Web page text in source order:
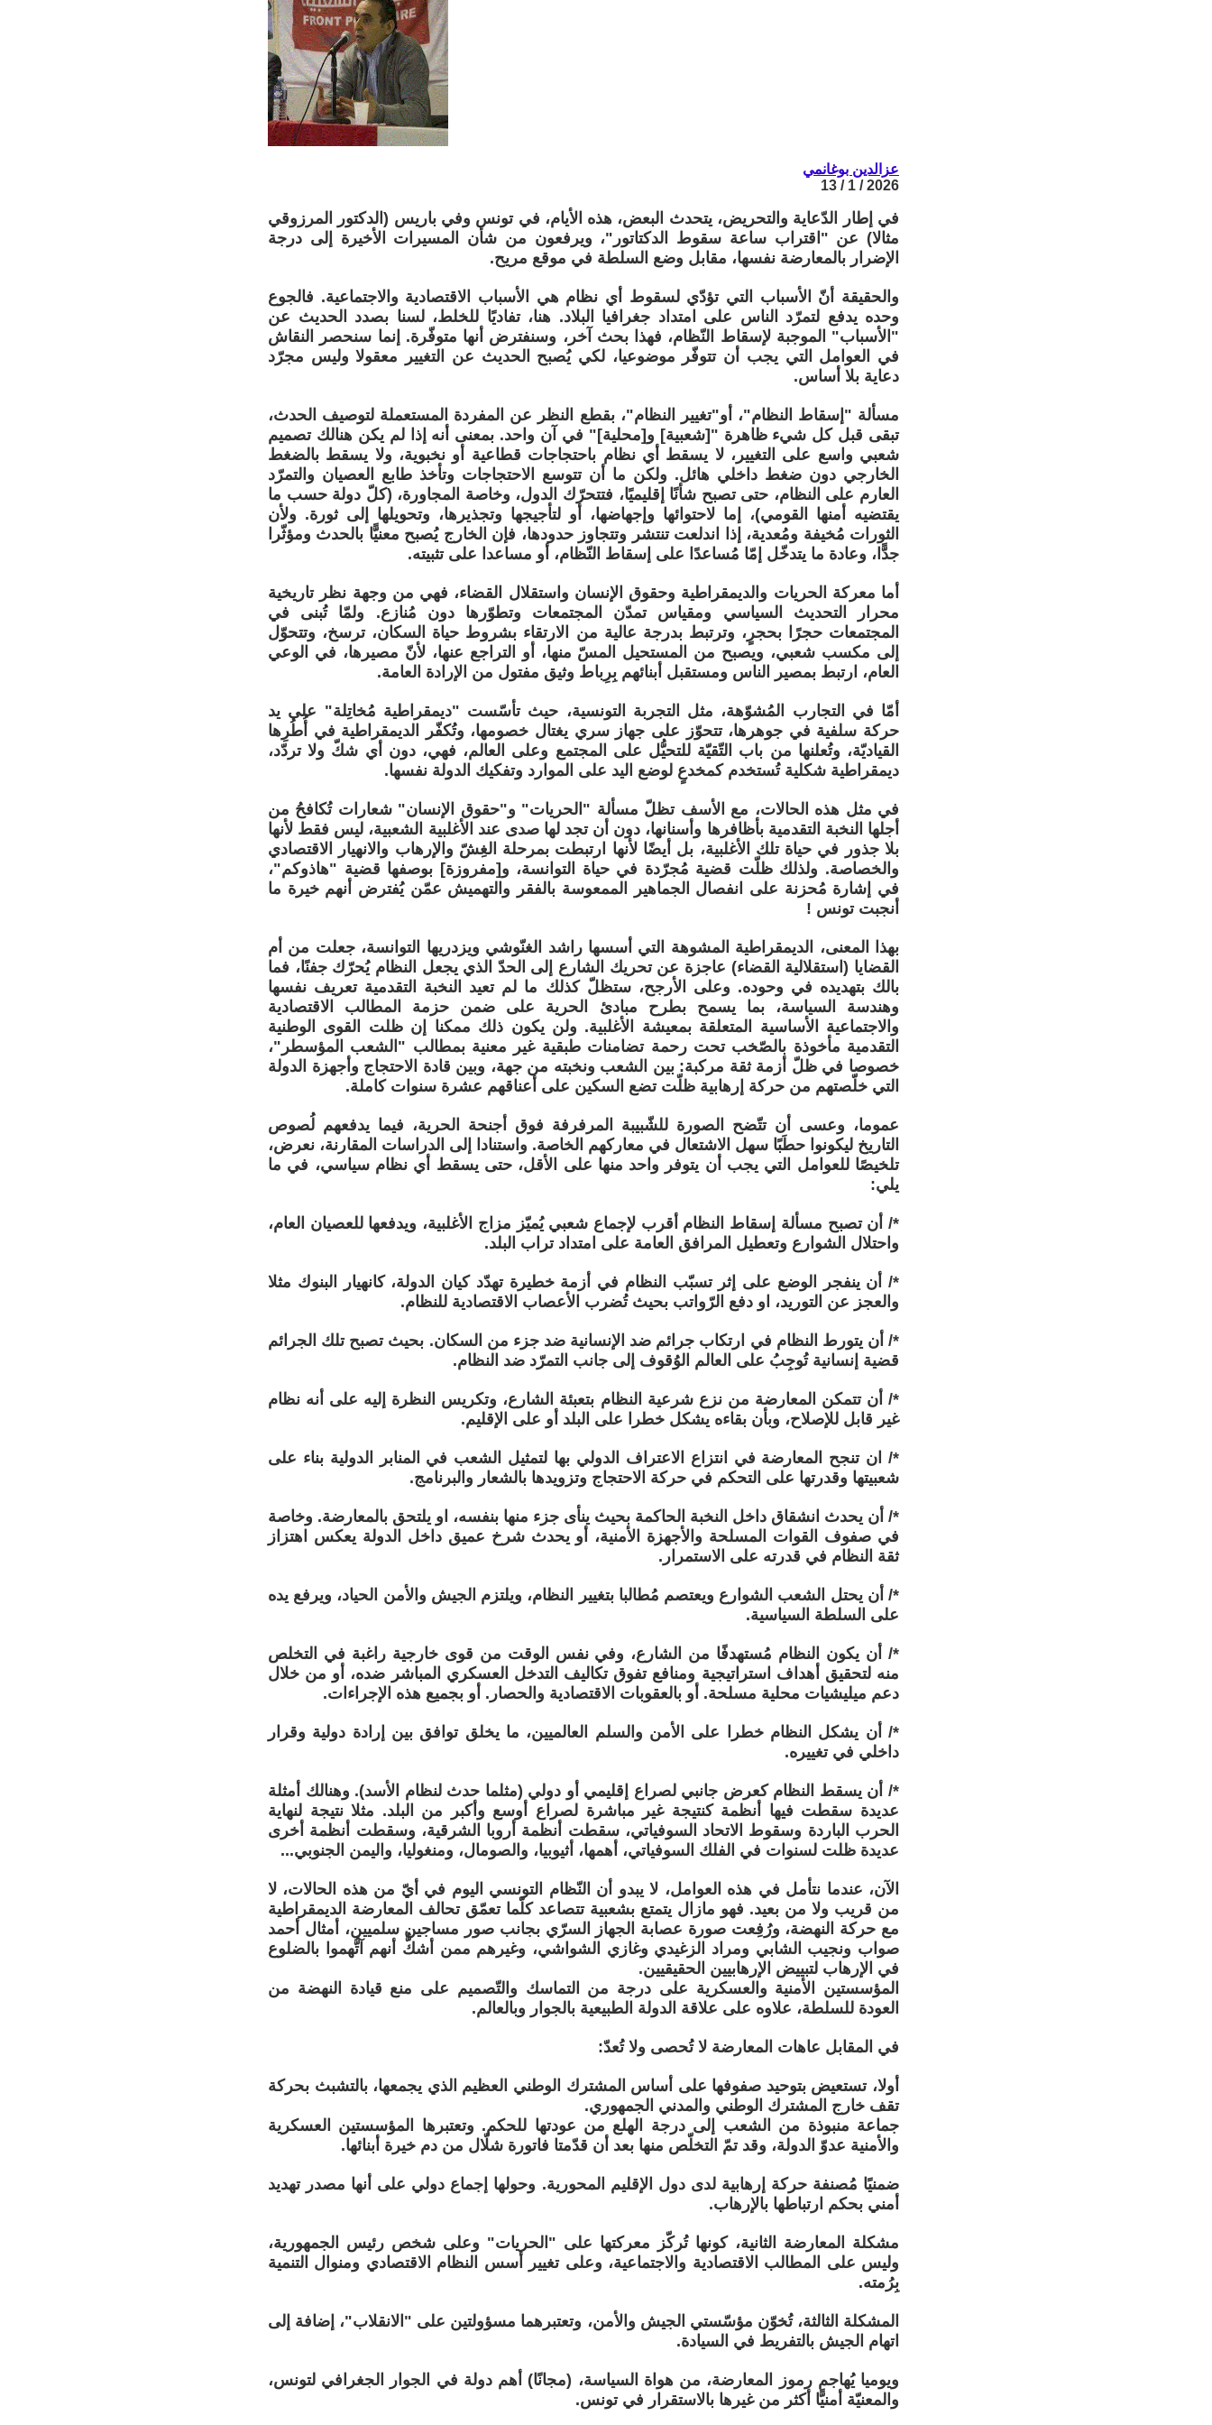
عزالدين بوغانمي
2026 / 1 / 13
في إطار الدّعاية والتحريض، يتحدث البعض، هذه الأيام، في تونس وفي باريس (الدكتور المرزوقي
مثالا) عن "اقتراب ساعة سقوط الدكتاتور"، ويرفعون من شأن المسيرات الأخيرة إلى درجة
الإضرار بالمعارضة نفسها، مقابل وضع السلطة في موقع مريح.
والحقيقة أنّ الأسباب التي تؤدّي لسقوط أي نظام هي الأسباب الاقتصادية والاجتماعية. فالجوع
وحده يدفع لتمرّد الناس على امتداد جغرافيا البلاد. هنا، تفاديًا للخلط، لسنا بصدد الحديث عن
"الأسباب" الموجبة لإسقاط النّظام، فهذا بحث آخر، وسنفترض أنها متوفّرة. إنما سنحصر النقاش
في العوامل التي يجب أن تتوفّر موضوعيا، لكي يُصبح الحديث عن التغيير معقولا وليس مجرّد
دعاية بلا أساس.
مسألة "إسقاط النظام"، أو"تغيير النظام"، بقطع النظر عن المفردة المستعملة لتوصيف الحدث،
تبقى قبل كل شيء ظاهرة "[شعبية] و[محلية]" في آن واحد. بمعنى أنه إذا لم يكن هنالك تصميم
شعبي واسع على التغيير، لا يسقط أي نظام باحتجاجات قطاعية أو نخبوية، ولا يسقط بالضغط
الخارجي دون ضغط داخلي هائل. ولكن ما أن تتوسع الاحتجاجات وتأخذ طابع العصيان والتمرّد
العارم على النظام، حتى تصبح شأنًا إقليميًا، فتتحرّك الدول، وخاصة المجاورة، (كلّ دولة حسب ما
يقتضيه أمنها القومي)، إما لاحتوائها وإجهاضها، أو لتأجيجها وتجذيرها، وتحويلها إلى ثورة. ولأن
الثورات مُخيفة ومُعدية، إذا اندلعت تنتشر وتتجاوز حدودها، فإن الخارج يُصبح معنيًّا بالحدث ومؤثّرا
جدًّا، وعادة ما يتدخّل إمّا مُساعدًا على إسقاط النّظام، أو مساعدا على تثبيته.
أما معركة الحريات والديمقراطية وحقوق الإنسان واستقلال القضاء، فهي من وجهة نظر تاريخية
محرار التحديث السياسي ومقياس تمدّن المجتمعات وتطوّرها دون مُنازع. ولمّا تُبنى في
المجتمعات حجرًا بحجرٍ، وترتبط بدرجة عالية من الارتقاء بشروط حياة السكان، ترسخ، وتتحوّل
إلى مكسب شعبي، ويصبح من المستحيل المسّ منها، أو التراجع عنها، لأنّ مصيرها، في الوعي
العام، ارتبط بمصير الناس ومستقبل أبنائهم بِرِباط وثيق مفتول من الإرادة العامة.
أمّا في التجارب المُشوّهة، مثل التجربة التونسية، حيث تأسّست "ديمقراطية مُخاتِلة" على يد
حركة سلفية في جوهرها، تتحوّز على جهاز سري يغتال خصومها، وتُكفّر الديمقراطية في أُطُرِها
القياديّة، وتُعلنها من باب التّقيّة للتحيُّل على المجتمع وعلى العالم، فهي، دون أي شكّ ولا تردّد،
ديمقراطية شكلية تُستخدم كمخدعٍ لوضع اليد على الموارد وتفكيك الدولة نفسها.
في مثل هذه الحالات، مع الأسف تظلّ مسألة "الحريات" و"حقوق الإنسان" شعارات تُكافحُ من
أجلها النخبة التقدمية بأظافرها وأسنانها، دون أن تجد لها صدى عند الأغلبية الشعبية، ليس فقط لأنها
بلا جذور في حياة تلك الأغلبية، بل أيضًا لأنها ارتبطت بمرحلة الغِشّ والإرهاب والانهيار الاقتصادي
والخصاصة. ولذلك ظلّت قضية مُجرّدة في حياة التوانسة، و[مفروزة] بوصفها قضية "هاذوكم"،
في إشارة مُحزنة على انفصال الجماهير الممعوسة بالفقر والتهميش عمّن يُفترض أنهم خيرة ما
أنجبت تونس !
بهذا المعنى، الديمقراطية المشوهة التي أسسها راشد الغنّوشي ويزدريها التوانسة، جعلت من أم
القضايا (استقلالية القضاء) عاجزة عن تحريك الشارع إلى الحدّ الذي يجعل النظام يُحرّك جفنًا، فما
بالك بتهديده في وحوده. وعلى الأرجح، ستظلّ كذلك ما لم تعيد النخبة التقدمية تعريف نفسها
وهندسة السياسة، بما يسمح بطرح مبادئ الحرية على ضمن حزمة المطالب الاقتصادية
والاجتماعية الأساسية المتعلقة بمعيشة الأغلبية. ولن يكون ذلك ممكنا إن ظلت القوى الوطنية
التقدمية مأخوذة بالصّخب تحت رحمة تضامنات طبقية غير معنية بمطالب "الشعب المؤسطر"،
خصوصا في ظلّ أزمة ثقة مركبة: بين الشعب ونخبته من جهة، وبين قادة الاحتجاج وأجهزة الدولة
التي خلّصتهم من حركة إرهابية ظلّت تضع السكين على أعناقهم عشرة سنوات كاملة.
عموما، وعسى أن تتّضح الصورة للشّبيبة المرفرفة فوق أجنحة الحرية، فيما يدفعهم لُصوص
التاريخ ليكونوا حطَبًا سهل الاشتعال في معاركهم الخاصة. واستنادا إلى الدراسات المقارنة، نعرض،
تلخيصًا للعوامل التي يجب أن يتوفر واحد منها على الأقل، حتى يسقط أي نظام سياسي، في ما
يلي:
*/ أن تصبح مسألة إسقاط النظام أقرب لإجماع شعبي يُميّز مزاج الأغلبية، ويدفعها للعصيان العام،
واحتلال الشوارع وتعطيل المرافق العامة على امتداد تراب البلد.
*/ أن ينفجر الوضع على إثر تسبّب النظام في أزمة خطيرة تهدّد كيان الدولة، كانهيار البنوك مثلا
والعجز عن التوريد، او دفع الرّواتب بحيث تُضرب الأعصاب الاقتصادية للنظام.
*/ أن يتورط النظام في ارتكاب جرائم ضد الإنسانية ضد جزء من السكان. بحيث تصبح تلك الجرائم
قضية إنسانية تُوجِبُ على العالم الوُقوف إلى جانب التمرّد ضد النظام.
*/ أن تتمكن المعارضة من نزع شرعية النظام بتعبئة الشارع، وتكريس النظرة إليه على أنه نظام
غير قابل للإصلاح، وبأن بقاءه يشكل خطرا على البلد أو على الإقليم.
*/ ان تنجح المعارضة في انتزاع الاعتراف الدولي بها لتمثيل الشعب في المنابر الدولية بناء على
شعبيتها وقدرتها على التحكم في حركة الاحتجاج وتزويدها بالشعار والبرنامج.
*/ أن يحدث انشقاق داخل النخبة الحاكمة بحيث ينأى جزء منها بنفسه، او يلتحق بالمعارضة. وخاصة
في صفوف القوات المسلحة والأجهزة الأمنية، أو يحدث شرخ عميق داخل الدولة يعكس اهتزاز
ثقة النظام في قدرته على الاستمرار.
*/ أن يحتل الشعب الشوارع ويعتصم مُطالبا بتغيير النظام، ويلتزم الجيش والأمن الحياد، ويرفع يده
على السلطة السياسية.
*/ أن يكون النظام مُستهدفًا من الشارع، وفي نفس الوقت من قوى خارجية راغبة في التخلص
منه لتحقيق أهداف استراتيجية ومنافع تفوق تكاليف التدخل العسكري المباشر ضده، أو من خلال
دعم ميليشيات محلية مسلحة. أو بالعقوبات الاقتصادية والحصار. أو بجميع هذه الإجراءات.
*/ أن يشكل النظام خطرا على الأمن والسلم العالميين، ما يخلق توافق بين إرادة دولية وقرار
داخلي في تغييره.
*/ أن يسقط النظام كعرض جانبي لصراع إقليمي أو دولي (مثلما حدث لنظام الأسد). وهنالك أمثلة
عديدة سقطت فيها أنظمة كنتيجة غير مباشرة لصراع أوسع وأكبر من البلد. مثلا نتيجة لنهاية
الحرب الباردة وسقوط الاتحاد السوفياتي، سقطت أنظمة أروبا الشرقية، وسقطت أنظمة أخرى
عديدة ظلت لسنوات في الفلك السوفياتي، أهمها، أثيوبيا، والصومال، ومنغوليا، واليمن الجنوبي...
الآن، عندما نتأمل في هذه العوامل، لا يبدو أن النّظام التونسي اليوم في أيّ من هذه الحالات، لا
من قريب ولا من بعيد. فهو مازال يتمتع بشعبية تتصاعد كلّما تعمّق تحالف المعارضة الديمقراطية
مع حركة النهضة، ورُفِعت صورة عصابة الجهاز السرّي بجانب صور مساجين سلميين، أمثال أحمد
صواب ونجيب الشابي ومراد الزغيدي وغازي الشواشي، وغيرهم ممن أشكُّ أنهم آتُّهموا بالضلوع
في الإرهاب لتبييض الإرهابيين الحقيقيين.
المؤسستين الأمنية والعسكرية على درجة من التماسك والتّصميم على منع قيادة النهضة من
العودة للسلطة، علاوه على علاقة الدولة الطبيعية بالجوار وبالعالم.
في المقابل عاهات المعارضة لا تُحصى ولا تُعدّ:
أولا، تستعيض بتوحيد صفوفها على أساس المشترك الوطني العظيم الذي يجمعها، بالتشبث بحركة
تقف خارج المشترك الوطني والمدني الجمهوري.
جماعة منبوذة من الشعب إلى درجة الهلع من عودتها للحكم. وتعتبرها المؤسستين العسكرية
والأمنية عدوّ الدولة، وقد تمّ التخلّص منها بعد أن قدّمتا فاتورة شلّال من دم خيرة أبنائها.
ضمنيًا مُصنفة حركة إرهابية لدى دول الإقليم المحورية. وحولها إجماع دولي على أنها مصدر تهديد
أمني بحكم ارتباطها بالإرهاب.
مشكلة المعارضة الثانية، كونها تُركّز معركتها على "الحريات" وعلى شخص رئيس الجمهورية،
وليس على المطالب الاقتصادية والاجتماعية، وعلى تغيير أسس النظام الاقتصادي ومنوال التنمية
بِرُمته.
المشكلة الثالثة، تُخوّن مؤسّستي الجيش والأمن، وتعتبرهما مسؤولتين على "الانقلاب"، إضافة إلى
اتهام الجيش بالتفريط في السيادة.
ويوميا يُهاجم رموز المعارضة، من هواة السياسة، (مجانًا) أهم دولة في الجوار الجغرافي لتونس،
والمعنيّة أمنيًّا أكثر من غيرها بالاستقرار في تونس.